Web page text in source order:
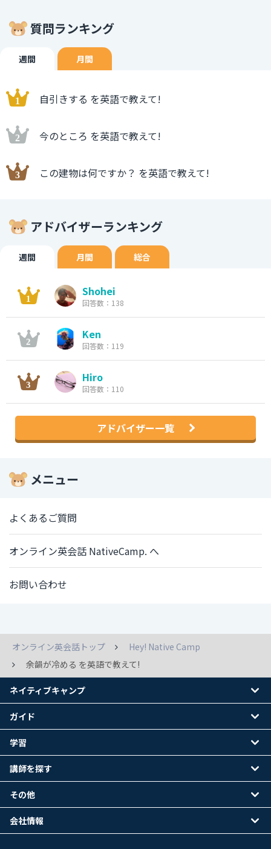
質問ランキング
週間 月間
自引きする を英語で教えて!
今のところ を英語で教えて!
この建物は何ですか？ を英語で教えて!
アドバイザーランキング
週間 月間 総合
Shohei
回答数：138
Ken
回答数：119
Hiro
回答数：110
アドバイザー一覧
メニュー
よくあるご質問
オンライン英会話 NativeCamp. へ
お問い合わせ
オンライン英会話トップ
Hey! Native Camp
余韻が冷める を英語で教えて!
ネイティブキャンプ
ガイド
学習
講師を探す
その他
会社情報